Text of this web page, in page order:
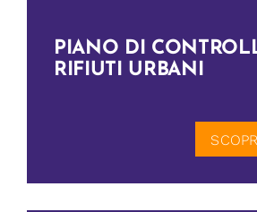
PIANO DI
RIFIUTI URBANI